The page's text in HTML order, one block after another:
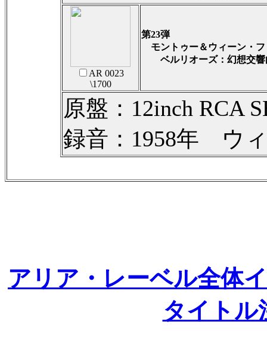
AR 0023
\1700
第23弾
モントゥー＆ウィーン・フ
ベルリオーズ：幻想交響
原盤：12inch RCA
録音：1958年 ウ
アリア・レーベル全体
タイトル